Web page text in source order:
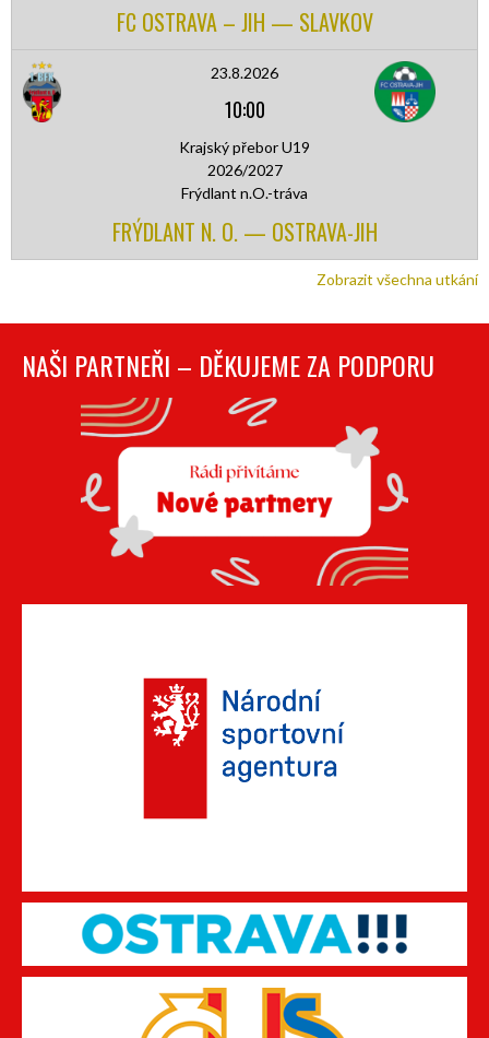
FC OSTRAVA – JIH — SLAVKOV
23.8.2026
10:00
Krajský přebor U19
2026/2027
Frýdlant n.O.-tráva
FRÝDLANT N. O. — OSTRAVA-JIH
Zobrazit všechna utkání
NAŠI PARTNEŘI – DĚKUJEME ZA PODPORU